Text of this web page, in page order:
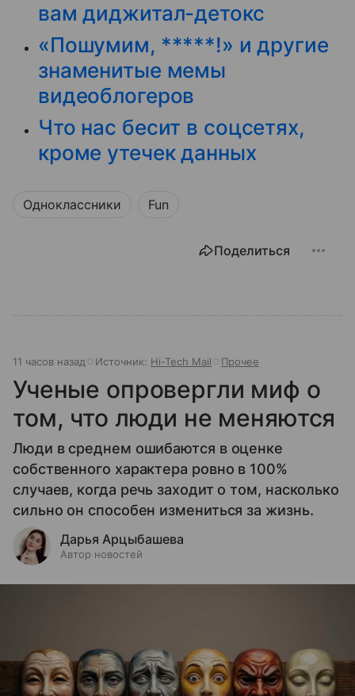
вам диджитал-детокс
«Пошумим, *****!» и другие
знаменитые мемы
видеоблогеров
Что нас бесит в соцсетях,
кроме утечек данных
Одноклассники Fun
Поделиться
11 часов назад Источник: Hi-Tech Mail Прочее
Ученые опровергли миф о
том, что люди не меняются
Люди в среднем ошибаются в оценке
собственного характера ровно в 100%
случаев, когда речь заходит о том, насколько
сильно он способен измениться за жизнь.
Дарья Арцыбашева
Автор новостей